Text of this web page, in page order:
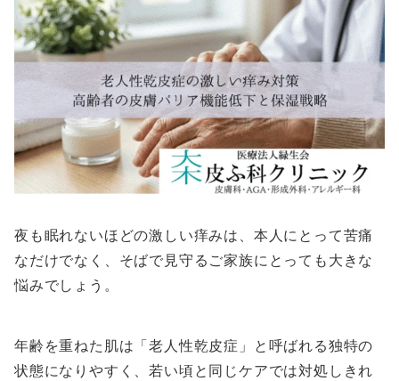
夜も眠れないほどの激しい痒みは、本人にとって苦痛
なだけでなく、そばで見守るご家族にとっても大きな
悩みでしょう。
年齢を重ねた肌は「老人性乾皮症」と呼ばれる独特の
状態になりやすく、若い頃と同じケアでは対処しきれ